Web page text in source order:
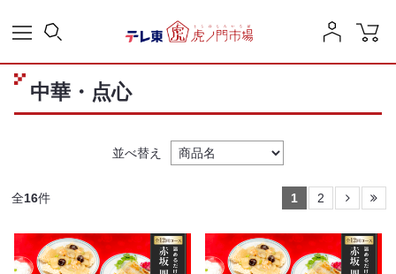
中華・点心
並べ替え
全16件 1 2